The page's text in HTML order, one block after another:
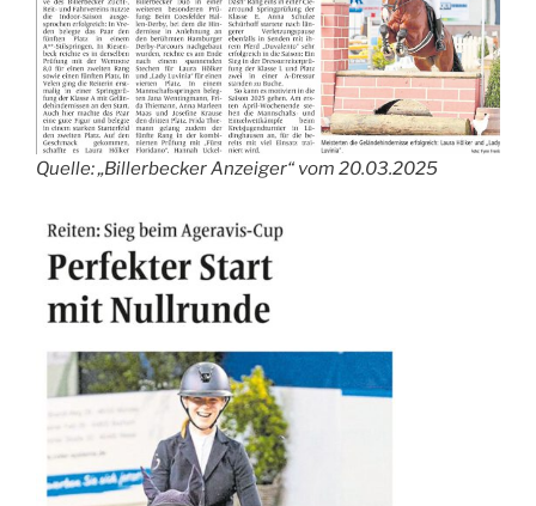
Quelle: „Billerbecker Anzeiger“ vom 20.03.2025